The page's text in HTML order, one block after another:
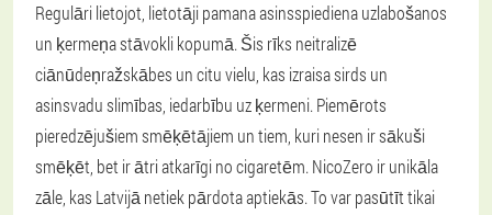
Regulāri lietojot, lietotāji pamana asinsspiediena uzlabošanos
un ķermeņa stāvokli kopumā. Šis rīks neitralizē
ciānūdeņražskābes un citu vielu, kas izraisa sirds un
asinsvadu slimības, iedarbību uz ķermeni. Piemērots
pieredzējušiem smēķētājiem un tiem, kuri nesen ir sākuši
smēķēt, bet ir ātri atkarīgi no cigaretēm. NicoZero ir unikāla
zāle, kas Latvijā netiek pārdota aptiekās. To var pasūtīt tikai